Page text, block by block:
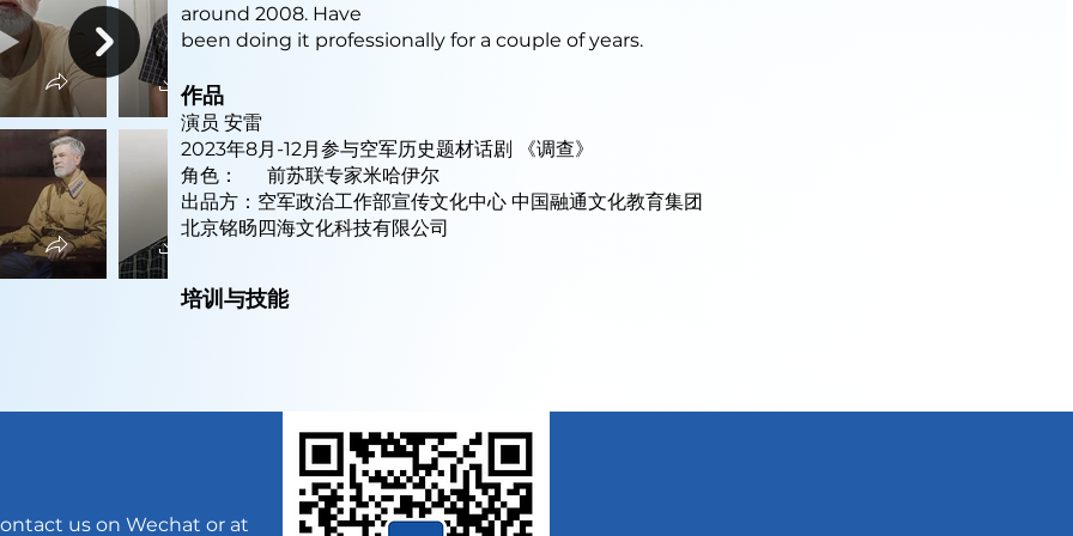
around 2008. Have
been doing it professionally for a couple of years.
作品
演员 安雷
2023年8月-12月参与空军历史题材话剧 《调查》
角色： 前苏联专家米哈伊尔
出品方：空军政治工作部宣传文化中心 中国融通文化教育集团
北京铭旸四海文化科技有限公司
培训与技能
us on Wechat or at